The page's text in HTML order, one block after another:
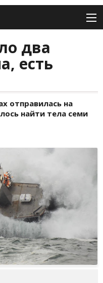
два
есть
отправилась на
найти тела семи